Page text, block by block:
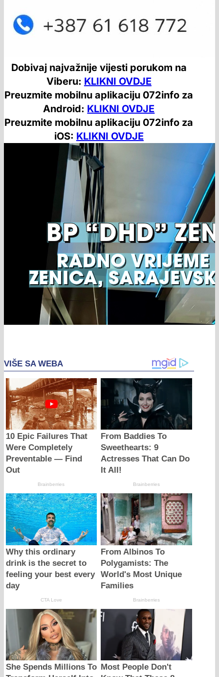
Dobivaj najvažnije vijesti porukom na
Viberu: KLIKNI OVDJE
Preuzmite mobilnu aplikaciju 072info za
Android: KLIKNI OVDJE
Preuzmite mobilnu aplikaciju 072info za
iOS: KLIKNI OVDJE